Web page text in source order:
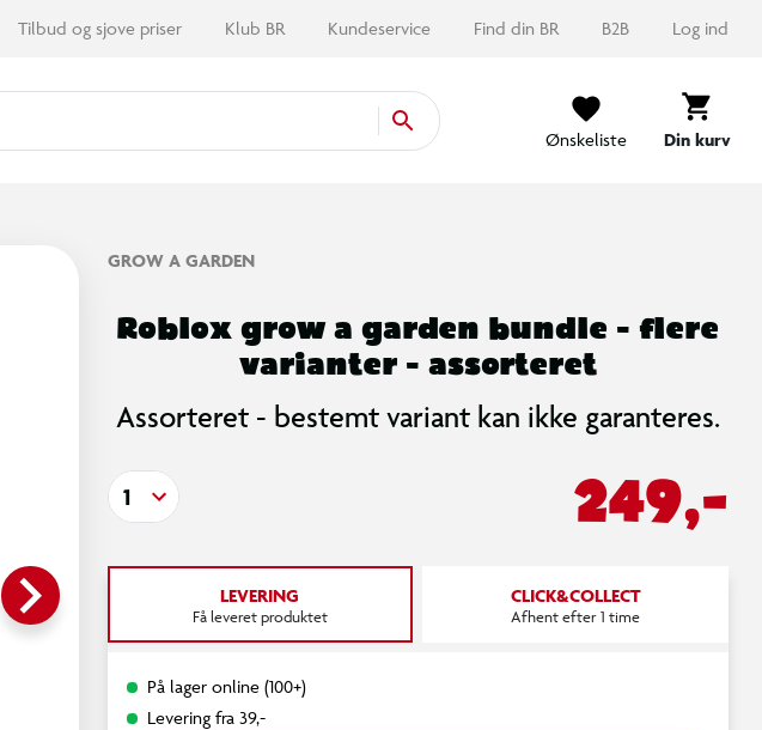
Tilbud og sjove priser Klub BR Kundeservice Find din BR B2B Log ind
Ønskeliste
Din kurv
keyboard_arrow_right
GROW A GARDEN
Roblox grow a garden bundle - flere
varianter - assorteret
Assorteret - bestemt variant kan ikke garanteres.
249,-
1
LEVERING
Få leveret produktet
CLICK&COLLECT
Afhent efter 1 time
På lager online (100+)
Levering fra 39,-